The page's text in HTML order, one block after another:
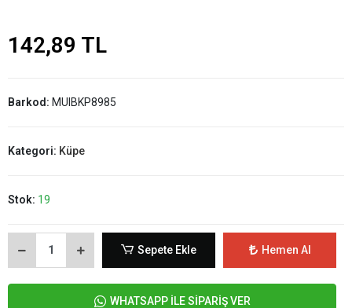
142,89 TL
Barkod: MUIBKP8985
Kategori: Küpe
Stok: 19
Sepete Ekle Hemen Al
WHATSAPP İLE SİPARİŞ VER